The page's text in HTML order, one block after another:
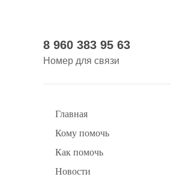
8 960 383 95 63
Номер для связи
Главная
Кому помочь
Как помочь
Новости